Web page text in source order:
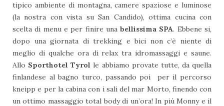
tipico ambiente di montagna, camere spaziose e luminose
(la nostra con vista su San Candido), ottima cucina con
scelta di menu e per finire unabellissima SPA. Ebbene si,
dopo una giornata di trekking e bici non c’è niente di
meglio di qualche ora di relax tra idromassaggi e saune.
Allo Sporthotel Tyrolle abbiamo provate tutte, da quella
finlandese al bagno turco, passando poi per il percorso
kneipp e per la cabina con i sali del mar Morto, finendo con
un ottimo massaggio total body di un’ora! In più Monny e il